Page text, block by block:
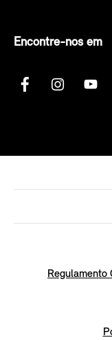
Encontre-nos em
Regulamento